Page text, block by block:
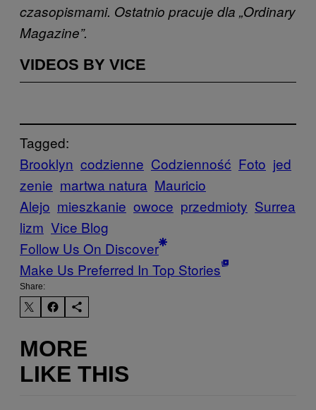
czasopismami. Ostatnio pracuje dla „Ordinary
Magazine”.
VIDEOS BY VICE
Tagged:
Brooklyn codzienne Codzienność Foto jed
zenie martwa natura Mauricio
Alejo mieszkanie owoce przedmioty Surrea
lizm Vice Blog
Follow Us On Discover
Make Us Preferred In Top Stories
Share:
MORE
LIKE THIS